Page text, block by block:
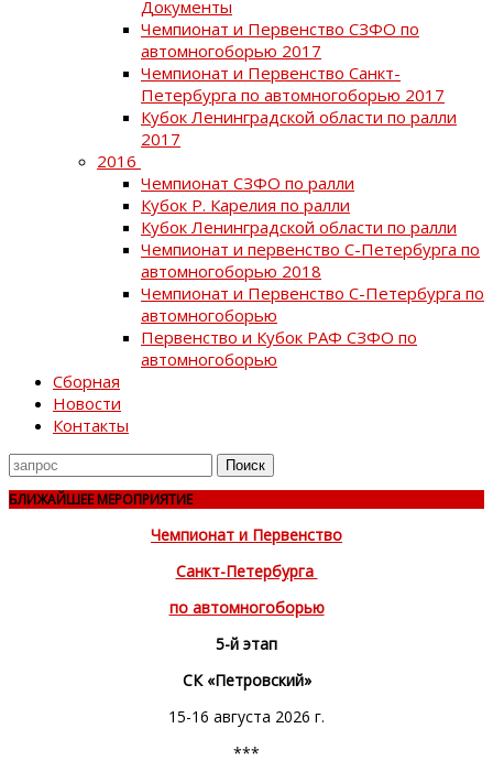
Документы
Чемпионат и Первенство СЗФО по
автомногоборью 2017
Чемпионат и Первенство Санкт-
Петербурга по автомногоборью 2017
Кубок Ленинградской области по ралли
2017
2016
Чемпионат СЗФО по ралли
Кубок Р. Карелия по ралли
Кубок Ленинградской области по ралли
Чемпионат и первенство С-Петербурга по
автомногоборью 2018
Чемпионат и Первенство С-Петербурга по
автомногоборью
Первенство и Кубок РАФ СЗФО по
автомногоборью
Сборная
Новости
Контакты
Поиск
для
БЛИЖАЙШЕЕ МЕРОПРИЯТИЕ
Чемпионат и Первенство
Санкт-Петербурга
по автомногоборью
5-й этап
СК «Петровский»
15-16 августа 2026 г.
***